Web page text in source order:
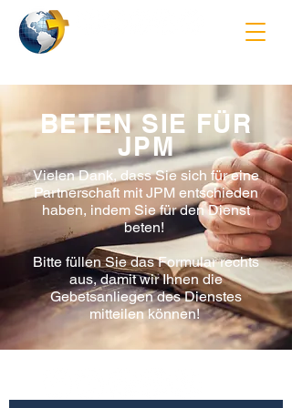
BETEN SIE FÜR
JPM
Vielen Dank, dass Sie sich für eine
Partnerschaft mit JPM entschieden
haben, indem Sie für den Dienst
beten!
Bitte füllen Sie das Formular rechts
aus, damit wir Ihnen die
Gebetsanliegen des Dienstes
mitteilen können!